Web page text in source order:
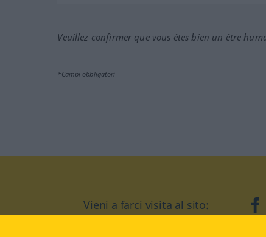
Veuillez confirmer que vous êtes bien un être
*Campi obbligatori
Vieni a farci visita al sito: